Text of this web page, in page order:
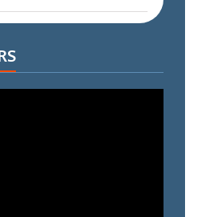
| Record-breaking
who set foot with